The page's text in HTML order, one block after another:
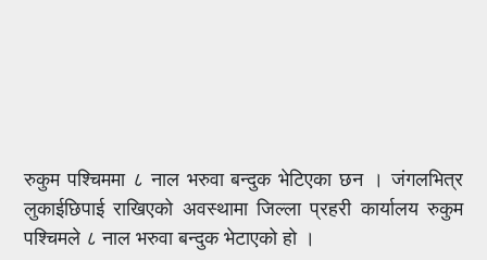
रुकुम पश्चिममा ८ नाल भरुवा बन्दुक भेटिएका छन । जंगलभित्र
लुकाईछिपाई राखिएको अवस्थामा जिल्ला प्रहरी कार्यालय रुकुम
पश्चिमले ८ नाल भरुवा बन्दुक भेटाएको हो ।